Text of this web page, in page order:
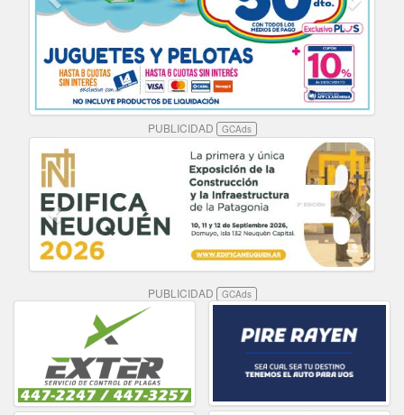
PUBLICIDAD GCAds
PUBLICIDAD GCAds